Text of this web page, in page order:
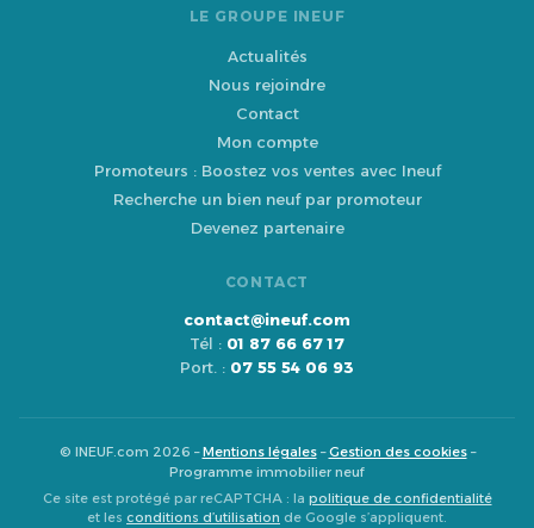
LE GROUPE INEUF
Actualités
Nous rejoindre
Contact
Mon compte
Promoteurs : Boostez vos ventes avec Ineuf
Recherche un bien neuf par promoteur
Devenez partenaire
CONTACT
contact@ineuf.com
Tél : 01 87 66 67 17
Port. : 07 55 54 06 93
© INEUF.com 2026 –Mentions légales–Gestion des cookies–
Programme immobilier neuf
Ce site est protégé par reCAPTCHA : la politique de confidentialité
et les conditions d’utilisation de Google s’appliquent.